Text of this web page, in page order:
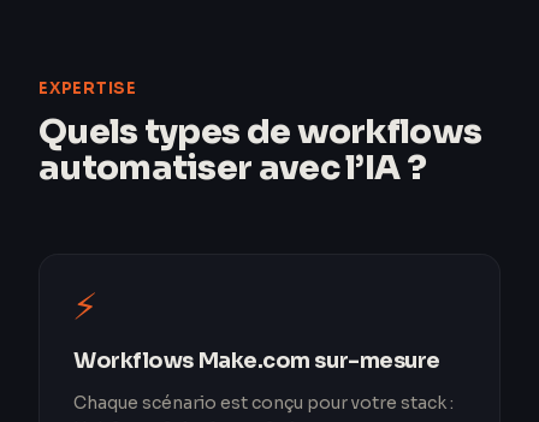
EXPERTISE
Quels types de workflows
automatiser avec l’IA ?
⚡
Workflows Make.com sur-mesure
Chaque scénario est conçu pour votre stack :